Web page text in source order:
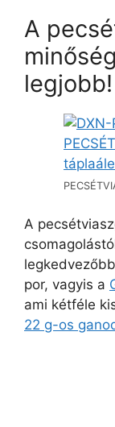
A
legjobb!
A
por, vagyis a
ami kétféle
22 g-os